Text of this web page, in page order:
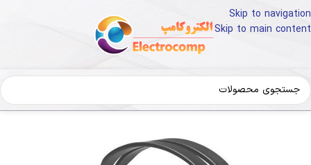
Skip to navigation
Skip to main content
کالای دیجیتال لوازم جانبی کامپیوتر هدفون و هدست